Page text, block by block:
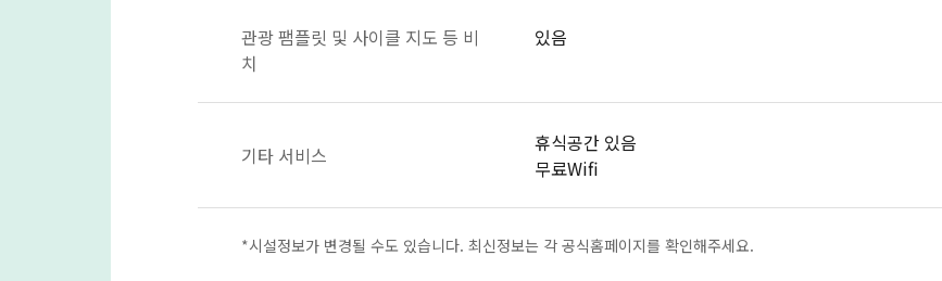
관광 팸플릿 및 사이클 지도 등 비
치
있음
기타 서비스
휴식공간 있음
무료Wifi
*시설정보가 변경될 수도 있습니다. 최신정보는 각 공식홈페이지를 확인해주세요.